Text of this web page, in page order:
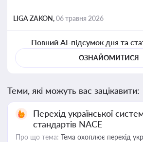
LIGA ZAKON,06 травня 2026
Повний AI-підсумок дня та
ОЗНАЙОМИТИСЯ
Теми, які можуть вас зацікавити:
Перехід української
стандартів NACE
Про що тема: Тема охоплює перехід